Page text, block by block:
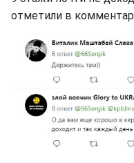
отметили в